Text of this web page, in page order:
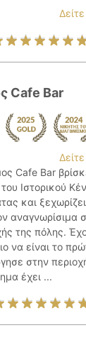
Cafe Bar
Cafe Bar
Ιστορικού
και
αναγνωρίσιμα
της πόλης.
να είναι το
στην
έχει ...